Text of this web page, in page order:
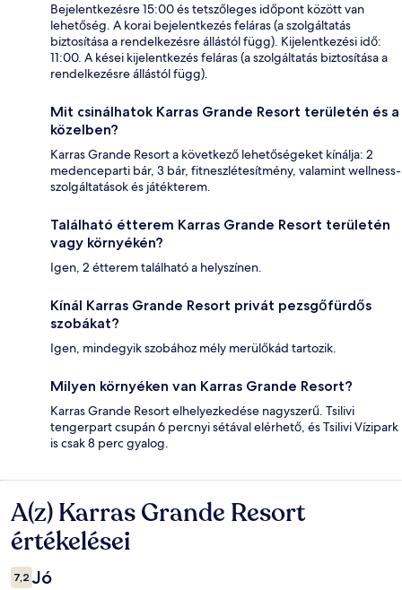
Bejelentkezésre 15:00 és tetszőleges időpont között van
lehetőség. A korai bejelentkezés feláras (a szolgáltatás
biztosítása a rendelkezésre állástól függ). Kijelentkezési idő:
11:00. A kései kijelentkezés feláras (a szolgáltatás biztosítása a
rendelkezésre állástól függ).
Mit csinálhatok Karras Grande Resort területén és a
közelben?
Karras Grande Resort a következő lehetőségeket kínálja: 2
medenceparti bár, 3 bár, fitneszlétesítmény, valamint wellness-
szolgáltatások és játékterem.
Található étterem Karras Grande Resort területén
vagy környékén?
Igen, 2 étterem található a helyszínen.
Kínál Karras Grande Resort privát pezsgőfürdős
szobákat?
Igen, mindegyik szobához mély merülőkád tartozik.
Milyen környéken van Karras Grande Resort?
Karras Grande Resort elhelyezkedése nagyszerű. Tsilivi
tengerpart csupán 6 percnyi sétával elérhető, és Tsilivi Vízipark
is csak 8 perc gyalog.
Értékelések
A(z) Karras Grande Resort
értékelései
7,2 Jó